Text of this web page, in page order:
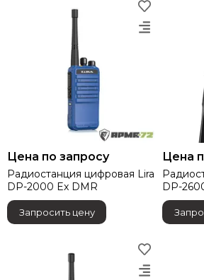
Цена по запросу
Радиостанция цифровая Lira
DP-2000 Ex DMR
Запросить цену
Цена
DP-